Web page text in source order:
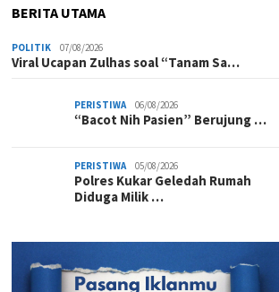
BERITA UTAMA
POLITIK 07/08/2026
Viral Ucapan Zulhas soal “Tanam Sa…
PERISTIWA 06/08/2026
“Bacot Nih Pasien” Berujung …
PERISTIWA 05/08/2026
Polres Kukar Geledah Rumah
Diduga Milik …